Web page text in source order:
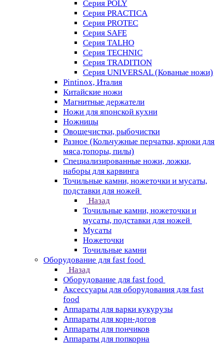
Серия POLY
Серия PRACTICA
Серия PROTEC
Серия SAFE
Серия TALHO
Серия TECHNIC
Серия TRADITION
Серия UNIVERSAL (Кованые ножи)
Pintinox, Италия
Китайские ножи
Магнитные держатели
Ножи для японской кухни
Ножницы
Овощечистки, рыбочистки
Разное (Кольчужные перчатки, крюки для
мяса,топоры, пилы)
Специализированные ножи, ложки,
наборы для карвинга
Точильные камни, ножеточки и мусаты,
подставки для ножей
Назад
Точильные камни, ножеточки и
мусаты, подставки для ножей
Мусаты
Ножеточки
Точильные камни
Оборудование для fast food
Назад
Оборудование для fast food
Аксессуары для оборудования для fast
food
Аппараты для варки кукурузы
Аппараты для корн-догов
Аппараты для пончиков
Аппараты для попкорна